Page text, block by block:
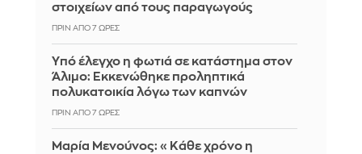
στοιχείων από τους παραγωγούς
ΠΡΙΝ ΑΠΌ 7 ΏΡΕΣ
Yπό έλεγχο η φωτιά σε κατάστημα στον
Άλιμο: Εκκενώθηκε προληπτικά
πολυκατοικία λόγω των καπνών
ΠΡΙΝ ΑΠΌ 7 ΏΡΕΣ
Μαρία Μενούνος: «Κάθε χρόνο η